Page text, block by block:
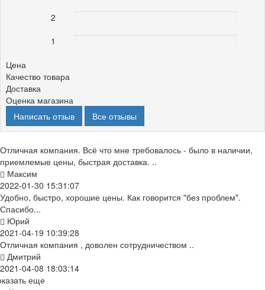
2
1
Цена
Качество товара
Доставка
Оценка магазина
Написать отзыв
Все отзывы
Отличная компания. Всё что мне требовалось - было в наличии,
приемлемые цены, быстрая доставка. ..
Максим
2022-01-30 15:31:07
Удобно, быстро, хорошие цены. Как говорится "без проблем".
Спасибо...
Юрий
2021-04-19 10:39:28
Отличная компания , доволен сотрудничеством ..
Дмитрий
2021-04-08 18:03:14
еще